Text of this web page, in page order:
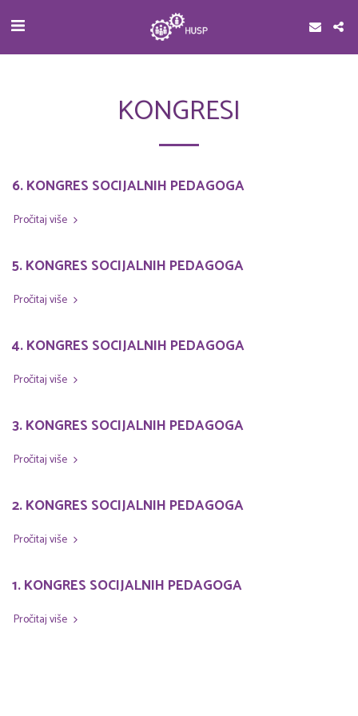
KONGRESI
6. KONGRES SOCIJALNIH PEDAGOGA
Pročitaj više
5. KONGRES SOCIJALNIH PEDAGOGA
Pročitaj više
4. KONGRES SOCIJALNIH PEDAGOGA
Pročitaj više
3. KONGRES SOCIJALNIH PEDAGOGA
Pročitaj više
2. KONGRES SOCIJALNIH PEDAGOGA
Pročitaj više
1. KONGRES SOCIJALNIH PEDAGOGA
Pročitaj više